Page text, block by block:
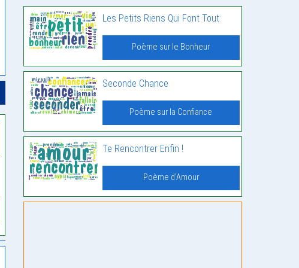
Les Petits Riens Qui Font Tout
Poème sur le Bonheur
Seconde Chance
Poème sur la Confiance
Te Rencontrer Enfin !
Poème d'Amour